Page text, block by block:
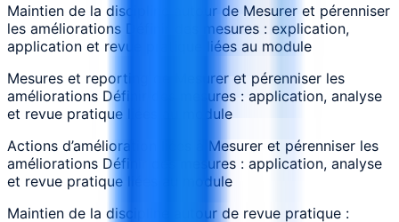
Maintien de la discipline autour de Mesurer et pérenniser
les améliorations Définir des mesures : explication,
application et revue pratique liées au module
Mesures et reporting de Mesurer et pérenniser les
améliorations Définir des mesures : application, analyse
et revue pratique liées au module
Actions d’amélioration liées à Mesurer et pérenniser les
améliorations Définir des mesures : application, analyse
et revue pratique liées au module
Maintien de la discipline autour de revue pratique :